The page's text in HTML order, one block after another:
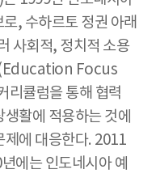
, 수하르토 정권 아래
사회적, 정치적 소용
Focus
리큘럼을 통해 협력
활에 적용하는 것에
제에 대응한다. 2011
에는 인도네시아 예